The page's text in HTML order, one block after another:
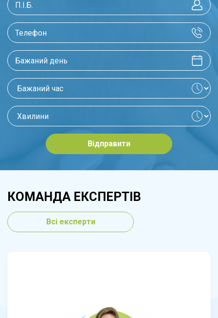
Відправити
КОМАНДА ЕКСПЕРТІВ
Всі експерти